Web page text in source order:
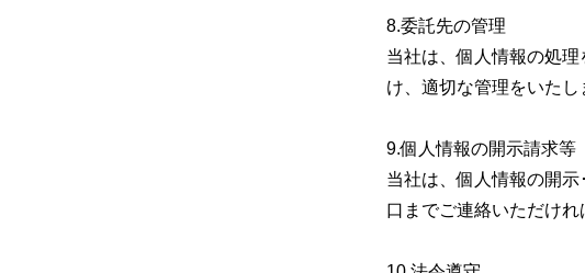
8.委託先の管理
当社は、個人情報の処
け、適切な管理をいたし
9.個人情報の開示請求等
当社は、個人情報の開
口までご連絡いただけれ